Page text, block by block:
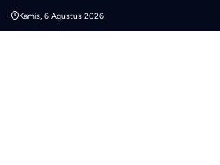
Kamis, 6 Agustus 2026